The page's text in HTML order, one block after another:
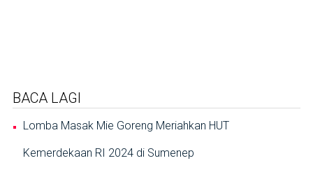
BACA LAGI
Lomba Masak Mie Goreng Meriahkan HUT
Kemerdekaan RI 2024 di Sumenep